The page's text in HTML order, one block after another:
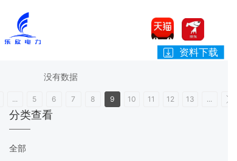
资料下载
没有数据
... 5 6 7 8 9 10 11 12 13 ...
分类查看
全部